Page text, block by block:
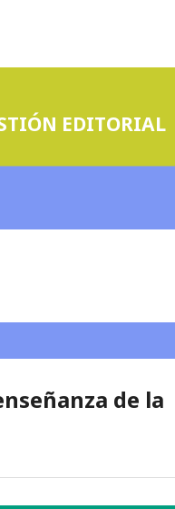
EDITORIAL
de la